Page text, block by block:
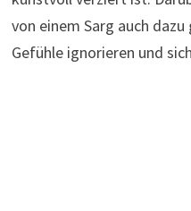
von einem Sarg auch
Gefühle ignorieren und